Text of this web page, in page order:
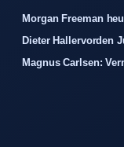
Morgan Freeman
Dieter Hallervorden
Magnus Carlsen: